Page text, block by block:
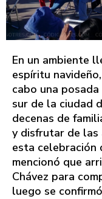
En un ambiente
espíritu
cabo una
sur de la ciudad
decenas de
y disfrutar de las
esta celebración
mencionó que
Chávez para
luego se